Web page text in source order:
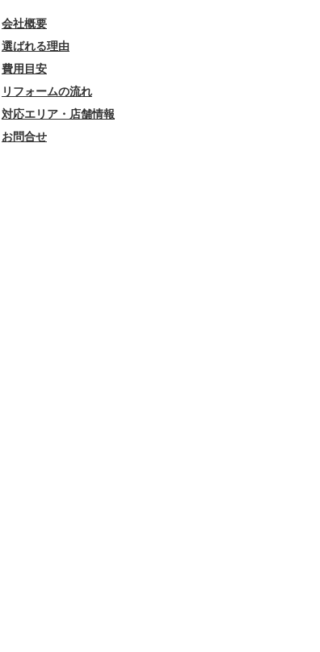
会社概要
選ばれる理由
費用目安
リフォームの流れ
対応エリア・店舗情報
お問合せ